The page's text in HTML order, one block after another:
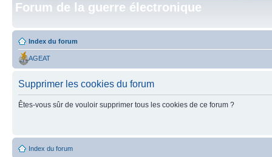
Forum de la guerre électronique
Index du forum
AGEAT
Supprimer les cookies du forum
Êtes-vous sûr de vouloir supprimer tous les cookies de ce forum ?
Index du forum